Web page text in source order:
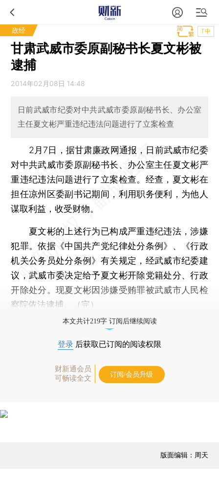
政经 T中
甘肃武威市委原副秘书长夏文彬被
逮捕
2014年02月08日 14:48
日前武威市纪委对中共武威市委原副秘书长、办公室
主任夏文彬严重违纪违法问题进行了立案检查
2月7日，据甘肃廉政网通报，日前武威市纪委
对中共武威市委原副秘书长、办公室主任夏文彬严
重违纪违法问题进行了立案检查。经查，夏文彬在
担任凉州区委副书记期间，利用职务便利，为他人
谋取利益，收受财物。
夏文彬的上述行为已构成严重违纪违法，涉嫌
犯罪。依据《中国共产党纪律处分条例》、《行政
机关公务员处分条例》有关规定，经武威市纪委建
议，武威市委决定给予夏文彬开除党籍处分、行政
开除处分。现夏文彬因涉嫌受贿罪被武威市人民检
察院依法逮捕。（完）
本文共计219字 订阅后继续阅读
登录 后获取已订阅的阅读权限
财新通会员
可畅读全文
订阅/会员升级
版面编辑：周天